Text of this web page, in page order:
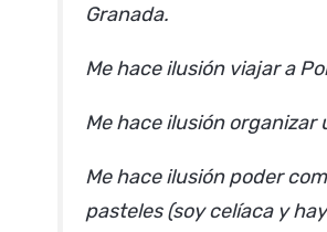
Granada.
Me hace ilusión viajar a
Me hace ilusión organizar
Me hace ilusión poder
pasteles (soy celíaca y